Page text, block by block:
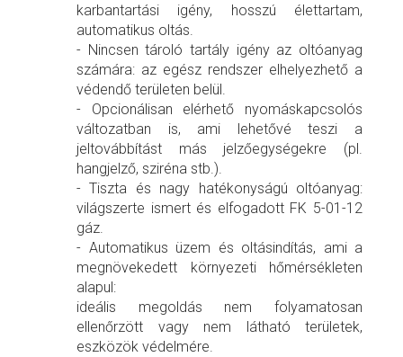
karbantartási igény, hosszú élettartam,
automatikus oltás.
- Nincsen tároló tartály igény az oltóanyag
számára: az egész rendszer elhelyezhető a
védendő területen belül.
- Opcionálisan elérhető nyomáskapcsolós
változatban is, ami lehetővé teszi a
jeltovábbítást más jelzőegységekre (pl.
hangjelző, sziréna stb.).
- Tiszta és nagy hatékonyságú oltóanyag:
világszerte ismert és elfogadott FK 5-01-12
gáz.
- Automatikus üzem és oltásindítás, ami a
megnövekedett környezeti hőmérsékleten
alapul:
ideális megoldás nem folyamatosan
ellenőrzött vagy nem látható területek,
eszközök védelmére.